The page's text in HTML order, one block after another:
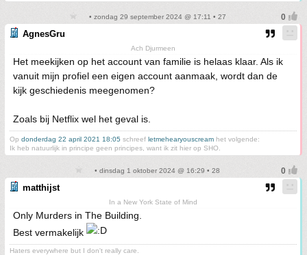
• zondag 29 september 2024 @ 17:11 • 27
AgnesGru
Ach Djurmeen
Het meekijken op het account van familie is helaas klaar. Als ik
vanuit mijn profiel een eigen account aanmaak, wordt dan de
kijk geschiedenis meegenomen?
Zoals bij Netflix wel het geval is.
Op donderdag 22 april 2021 18:05 schreef letmehearyouscream het volgende:
Ik heb natuurlijk in principe geen principes, want ik zit hier op SHO.
• dinsdag 1 oktober 2024 @ 16:29 • 28
matthijst
In a New York State of Mind
Only Murders in The Building.
Best vermakelijk
Haters everywhere but I don't really care.